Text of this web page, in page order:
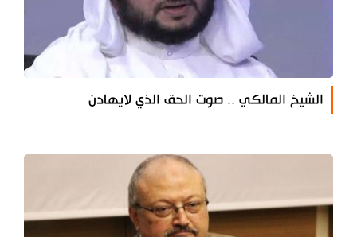
الشيخ المالكي .. صوت الحق الذي لايهادن